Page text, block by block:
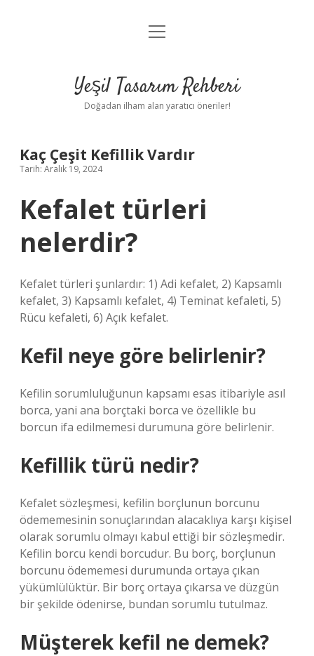
Anasayfa
Yasal Uyarı
menüyü
Yeşil Tasarım Rehberi
Doğadan ilham alan yaratıcı öneriler!
Kaç Çeşit Kefillik Vardır
Tarih: Aralık 19, 2024
Kefalet türleri
nelerdir?
Kefalet türleri şunlardır: 1) Adi kefalet, 2) Kapsamlı
kefalet, 3) Kapsamlı kefalet, 4) Teminat kefaleti, 5)
Rücu kefaleti, 6) Açık kefalet.
Kefil neye göre belirlenir?
Kefilin sorumluluğunun kapsamı esas itibariyle asıl
borca, yani ana borçtaki borca ​​ve özellikle bu
borcun ifa edilmemesi durumuna göre belirlenir.
Kefillik türü nedir?
Kefalet sözleşmesi, kefilin borçlunun borcunu
ödememesinin sonuçlarından alacaklıya karşı kişisel
olarak sorumlu olmayı kabul ettiği bir sözleşmedir.
Kefilin borcu kendi borcudur. Bu borç, borçlunun
borcunu ödememesi durumunda ortaya çıkan
yükümlülüktür. Bir borç ortaya çıkarsa ve düzgün
bir şekilde ödenirse, bundan sorumlu tutulmaz.
Müşterek kefil ne demek?